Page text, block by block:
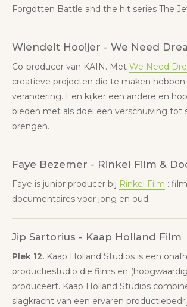
Forgotten Battle and the hit series The
Wiendelt Hooijer - We Need
Co-producer van KAIN. Met We Need
creatieve projecten die te maken
verandering. Een kijker een andere en
bieden met als doel een verschuiving tot
brengen.
Faye Bezemer - Rinkel Film &
Faye is junior producer bij Rinkel Film :
documentaires voor jong en oud.
Jip Sartorius - Kaap Holland Film
Plek 12. Kaap Holland Studios is een
productiestudio die films en
produceert. Kaap Holland Studios
slagkracht van een ervaren